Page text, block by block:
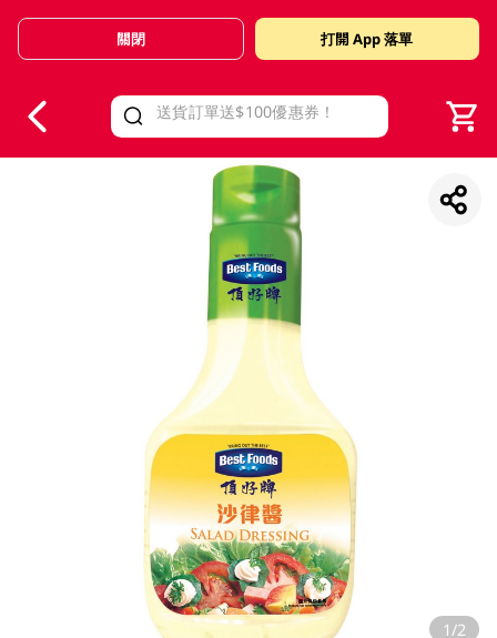
Valid Until 30 June 2026
關閉 打開 App 落單
1/2